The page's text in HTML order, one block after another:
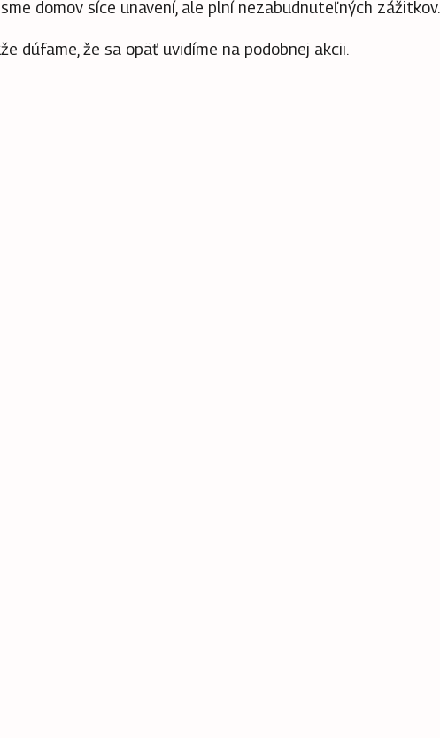
domov síce unavení, ale plní nezabudnuteľných zážitkov.
dúfame, že sa opäť uvidíme na podobnej akcii.